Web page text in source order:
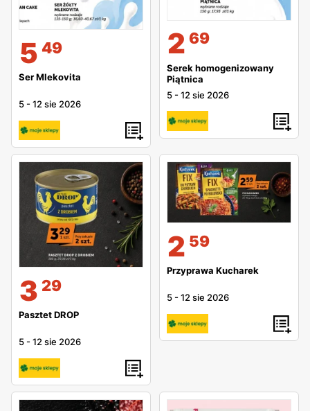
5 49
Ser Mlekovita
5 -12 sie 2026
2 69
Serek homogenizowany
Piątnica
5 -12 sie 2026
3 29
Pasztet DROP
5 -12 sie 2026
2 59
Przyprawa Kucharek
5 -12 sie 2026